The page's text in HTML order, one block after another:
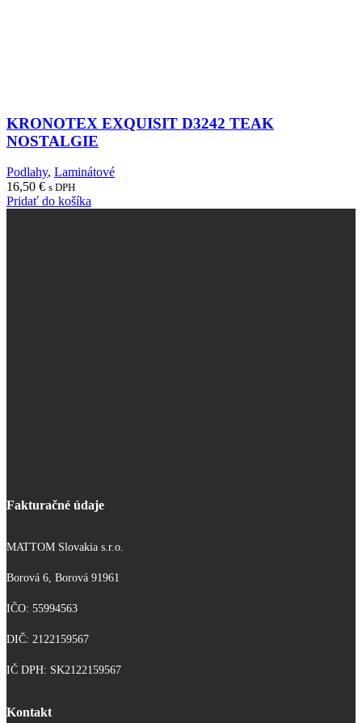
KRONOTEX EXQUISIT D3242 TEAK
NOSTALGIE
Podlahy, Laminátové
16,50 € s DPH
Pridať do košíka
Fakturačné údaje
MATTOM Slovakia s.r.o.
Borová 6, Borová 91961
IČO: 55994563
DIČ: 2122159567
IČ DPH: SK2122159567
Kontakt